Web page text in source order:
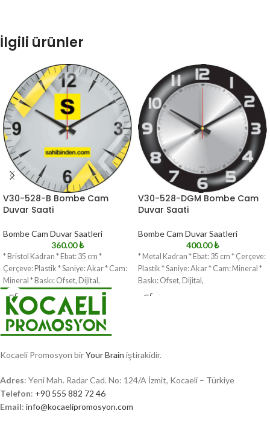
İlgili ürünler
V30-528-B Bombe Cam
Duvar Saati
Bombe Cam Duvar Saatleri
360.00₺
* Bristol Kadran * Ebat: 35 cm *
Çerçeve: Plastik * Saniye: Akar * Cam:
Mineral * Baskı: Ofset, Dijital,
V30-528-DGM Bombe Cam
Duvar Saati
Bombe Cam Duvar Saatleri
400.00₺
* Metal Kadran * Ebat: 35 cm * Çerçeve:
Plastik * Saniye: Akar * Cam: Mineral *
Baskı: Ofset, Dijital,
Kocaeli Promosyon birYour Brain iştirakidir.
Adres: Yeni Mah. Radar Cad. No: 124/A İzmit, Kocaeli – Türkiye
Telefon: +90 555 882 72 46
Email: info@kocaelipromosyon.com